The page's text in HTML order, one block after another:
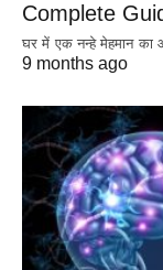
Complete
घर में एक नन्हे मेहमान का
9 months ago